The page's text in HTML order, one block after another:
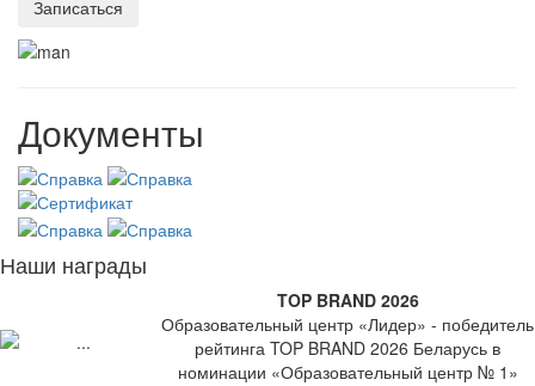
Документы
Наши награды
TOP BRAND 2026
Образовательный центр «Лидер» - победитель
рейтинга TOP BRAND 2026 Беларусь в
номинации «Образовательный центр № 1»